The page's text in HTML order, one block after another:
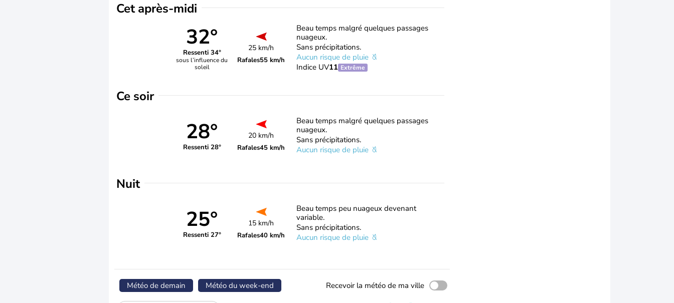
Cet après-midi
32°
Ressenti 34°
sous l’influence du
soleil
25 km/h
Rafales55 km/h
Beau temps malgré quelques passages
nuageux.
Sans précipitations.
Aucun risque de pluie
Indice UV11 Extrême
Ce soir
28°
Ressenti 28°
20 km/h
Rafales45 km/h
Beau temps malgré quelques passages
nuageux.
Sans précipitations.
Aucun risque de pluie
Nuit
25°
Ressenti 27°
15 km/h
Rafales40 km/h
Beau temps peu nuageux devenant
variable.
Sans précipitations.
Aucun risque de pluie
Météo de demain Météo du week-end Recevoir la météo de ma ville